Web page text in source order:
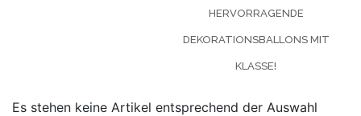
HERVORRAGENDE
DEKORATIONSBALLONS MIT
KLASSE!
Es stehen keine Artikel entsprechend der Auswahl